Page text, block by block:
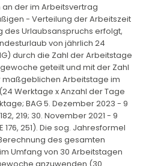
der im Arbeitsvertrag
- Verteilung der Arbeitszeit
des Urlaubsanspruchs erfolgt,
von jährlich 24
durch die Zahl der Arbeitstage
geteilt und mit der Zahl
Arbeitstage im
Werktage x Anzahl der Tage
BAG 5. Dezember 2023 - 9
219; 30. November 2021 - 9
176, 251). Die sog. Jahresformel
des gesamten
Umfang von 30 Arbeitstagen